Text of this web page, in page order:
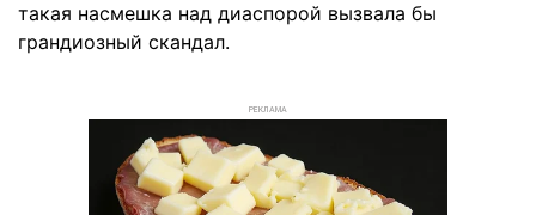
такая насмешка над диаспорой вызвала бы
грандиозный скандал.
РЕКЛАМА